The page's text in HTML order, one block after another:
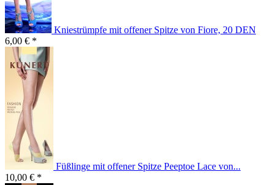
Kniestrümpfe mit offener Spitze von Fiore, 20 DEN
6,00 € *
Füßlinge mit offener Spitze Peeptoe Lace von...
10,00 € *